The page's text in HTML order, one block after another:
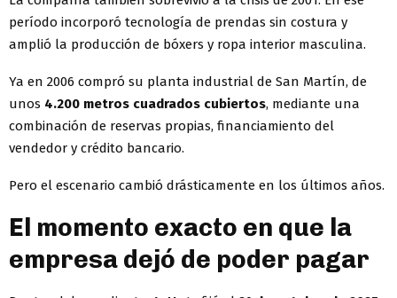
período incorporó tecnología de prendas sin costura y
amplió la producción de bóxers y ropa interior masculina.
Ya en 2006 compró su planta industrial de San Martín, de
unos 4.200 metros cuadrados cubiertos, mediante una
combinación de reservas propias, financiamiento del
vendedor y crédito bancario.
Pero el escenario cambió drásticamente en los últimos años.
El momento exacto en que la
empresa dejó de poder pagar